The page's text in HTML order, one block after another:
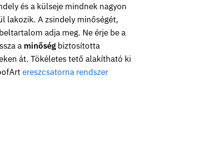
és a külseje mindnek nagyon
lakozik. A zsindely minőségét,
adja meg. Ne érje be a
a minőség biztosította
át. Tökéletes tető alakítható ki
ereszcsatorna rendszer